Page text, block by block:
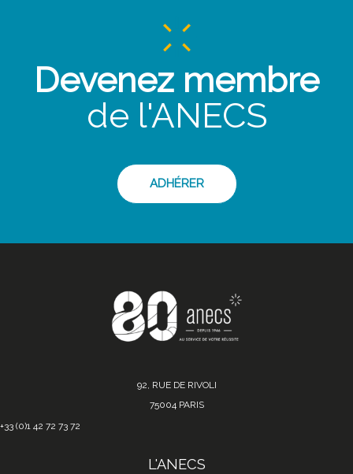
Devenez membre
de l'ANECS
ADHÉRER
92, RUE DE RIVOLI
75004 PARIS
+33 (0)1 42 72 73 72
L'ANECS